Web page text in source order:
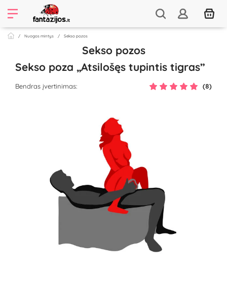
Nuogos mintys Sekso pozos
Sekso pozos
Sekso poza „Atsilošęs tupintis tigras”
Bendras įvertinimas: (8)